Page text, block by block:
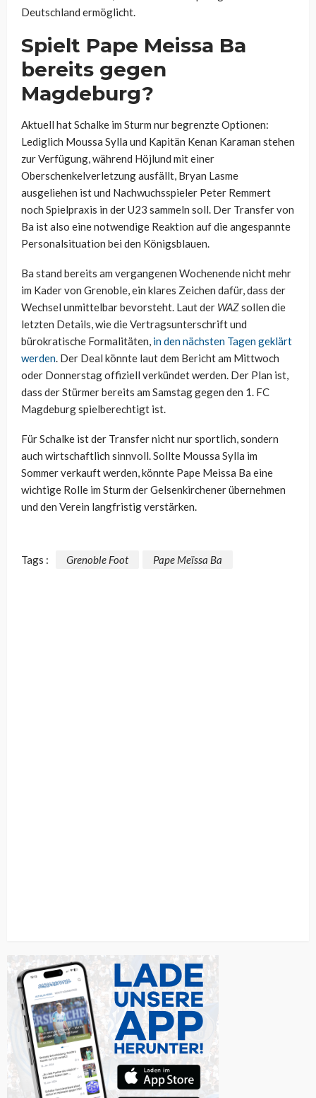
Deutschland ermöglicht.
Spielt Pape Meissa Ba
bereits gegen
Magdeburg?
Aktuell hat Schalke im Sturm nur begrenzte Optionen:
Lediglich Moussa Sylla und Kapitän Kenan Karaman stehen
zur Verfügung, während Höjlund mit einer
Oberschenkelverletzung ausfällt, Bryan Lasme
ausgeliehen ist und Nachwuchsspieler Peter Remmert
noch Spielpraxis in der U23 sammeln soll. Der Transfer von
Ba ist also eine notwendige Reaktion auf die angespannte
Personalsituation bei den Königsblauen.
Ba stand bereits am vergangenen Wochenende nicht mehr
im Kader von Grenoble, ein klares Zeichen dafür, dass der
Wechsel unmittelbar bevorsteht. Laut der WAZsollen die
letzten Details, wie die Vertragsunterschrift und
bürokratische Formalitäten, in den nächsten Tagen geklärt
werden. Der Deal könnte laut dem Bericht am Mittwoch
oder Donnerstag offiziell verkündet werden. Der Plan ist,
dass der Stürmer bereits am Samstag gegen den 1. FC
Magdeburg spielberechtigt ist.
Für Schalke ist der Transfer nicht nur sportlich, sondern
auch wirtschaftlich sinnvoll. Sollte Moussa Sylla im
Sommer verkauft werden, könnte Pape Meissa Ba eine
wichtige Rolle im Sturm der Gelsenkirchener übernehmen
und den Verein langfristig verstärken.
Tags : Grenoble Foot Pape Meïssa Ba